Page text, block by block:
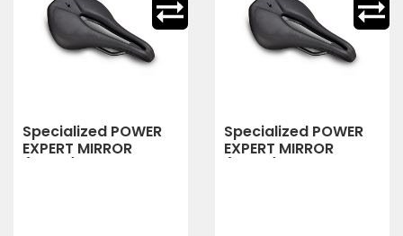
Specialized POWER
EXPERT MIRROR
Specialized POWER
EXPERT MIRROR